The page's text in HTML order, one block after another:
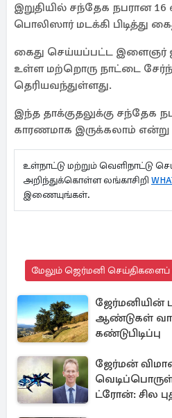
இறுதியில் சந்தேக நபரான
பொலிஸார் மடக்கி பிடித்து
கைது செய்யப்பட்ட இளைஞர்
உள்ள மற்றொரு நாட்டை
தெரியவந்துள்ளது.
இந்த தாக்குதலுக்கு சந்தேக
காரணமாக இருக்கலாம் என்று
உள்நாட்டு மற்றும் வெளிநாட்டு
அறிந்துக்கொள்ள லங்காசிறி
இணையுங்கள்.
மேலும் ஜெர்மனி செய்திகளைப்
ஜேர்மனியின்
ஆண்டுகள்
கண்டுபிடிப்பு
ஜேர்மன்
ட்ரோன்: சில